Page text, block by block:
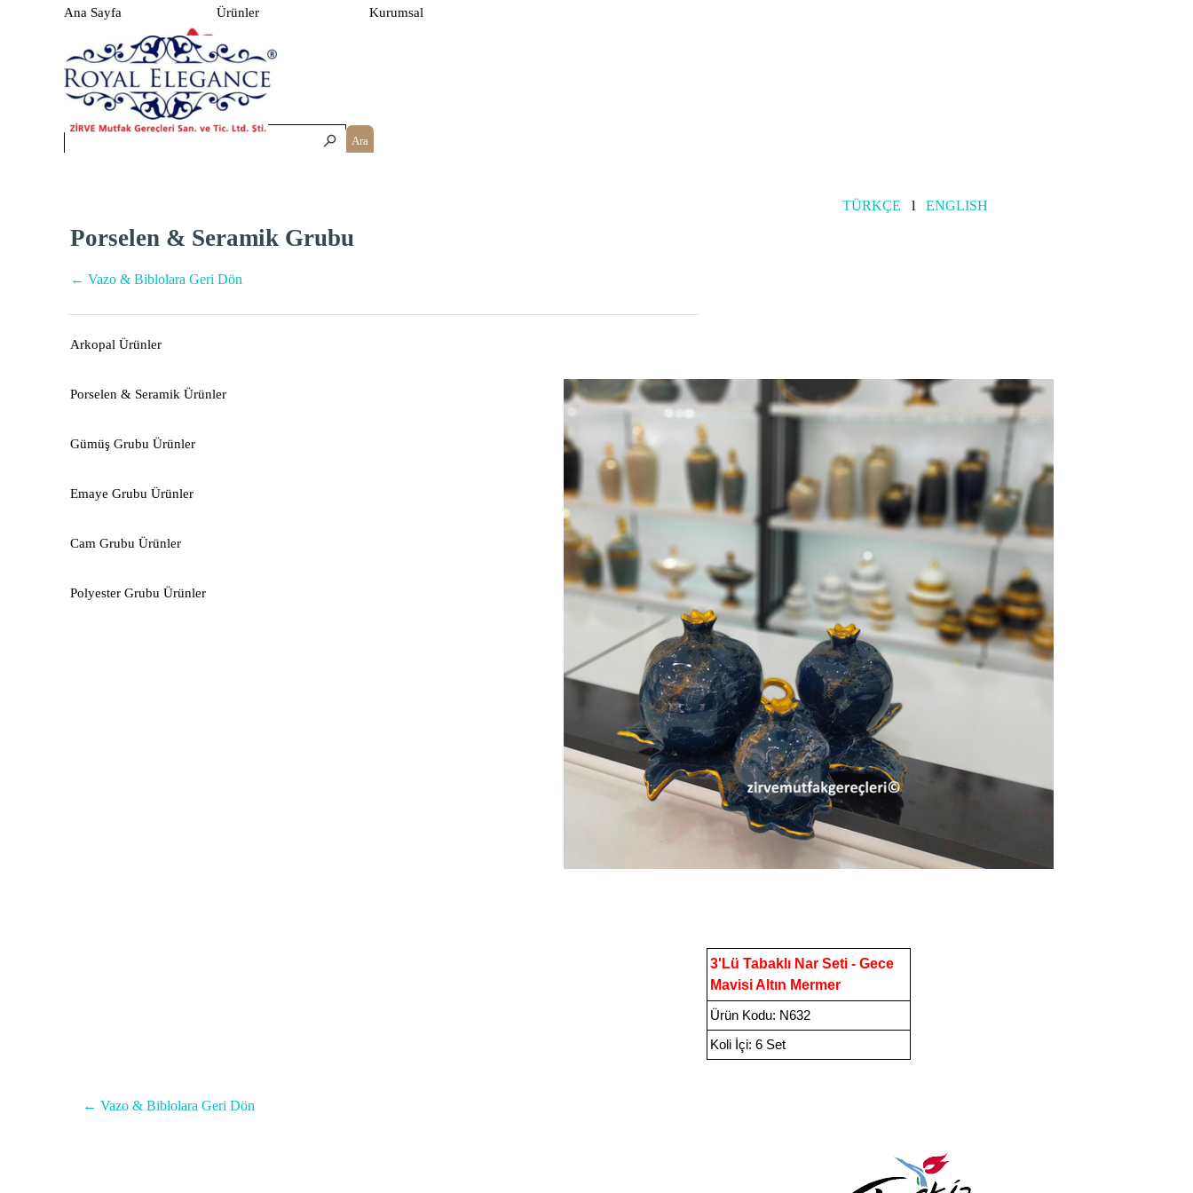
Menüyü atla
Ana Sayfa Ürünler ▼
Kurumsal
Ara
Porselen & Seramik Grubu
← Vazo & Biblolara Geri Dön
TÜRKÇE l ENGLISH
Arkopal Ürünler
Porselen & Seramik Ürünler
Gümüş Grubu Ürünler
Emaye Grubu Ürünler
Cam Grubu Ürünler
Polyester Grubu Ürünler
3'Lü Tabaklı Nar Seti - Gece
Mavisi Altın Mermer
Ürün Kodu: N632
Koli İçi: 6 Set
← Vazo & Biblolara Geri Dön